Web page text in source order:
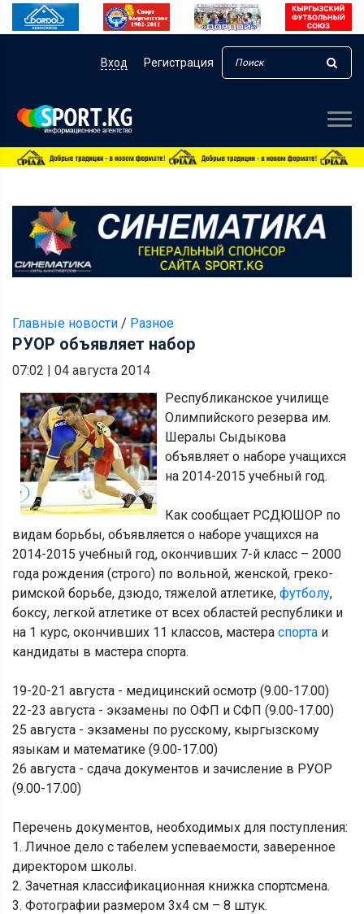
Вход Регистрация
Главные новости / Разное
РУОР объявляет набор
07:02 | 04 августа 2014
Республиканское училище
Олимпийского резерва им.
Шералы Сыдыкова
объявляет о наборе учащихся
на 2014-2015 учебный год.
Как сообщает РСДЮШОР по
видам борьбы, объявляется о наборе учащихся на
2014-2015 учебный год, окончивших 7-й класс – 2000
года рождения (строго) по вольной, женской, греко-
римской борьбе, дзюдо, тяжелой атлетике, футболу,
боксу, легкой атлетике от всех областей республики и
на 1 курс, окончивших 11 классов, мастера спорта и
кандидаты в мастера спорта.
19-20-21 августа - медицинский осмотр (9.00-17.00)
22-23 августа - экзамены по ОФП и СФП (9.00-17.00)
25 августа - экзамены по русскому, кыргызскому
языкам и математике (9.00-17.00)
26 августа - сдача документов и зачисление в РУОР
(9.00-17.00)
Перечень документов, необходимых для поступления:
1. Личное дело с табелем успеваемости, заверенное
директором школы.
2. Зачетная классификационная книжка спортсмена.
3. Фотографии размером 3х4 см – 8 штук.